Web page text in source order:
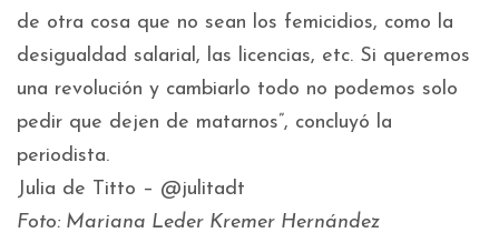
de otra cosa que no sean los femicidios, como la
desigualdad salarial, las licencias, etc. Si queremos
una revolución y cambiarlo todo no podemos solo
pedir que dejen de matarnos”, concluyó la
periodista.
Julia de Titto – @julitadt
Foto: Mariana Leder Kremer Hernández